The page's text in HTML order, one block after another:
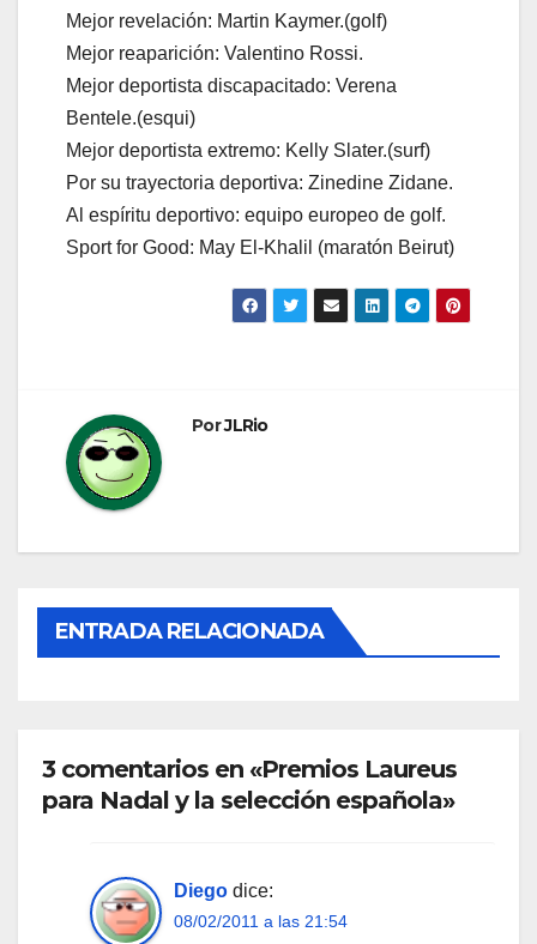
Mejor revelación: Martin Kaymer.(golf)
Mejor reaparición: Valentino Rossi.
Mejor deportista discapacitado: Verena
Bentele.(esqui)
Mejor deportista extremo: Kelly Slater.(surf)
Por su trayectoria deportiva: Zinedine Zidane.
Al espíritu deportivo: equipo europeo de golf.
Sport for Good: May El-Khalil (maratón Beirut)
PorJLRio
ENTRADA RELACIONADA
3 comentarios en «Premios Laureus
para Nadal y la selección española»
Diego dice:
08/02/2011 a las 21:54